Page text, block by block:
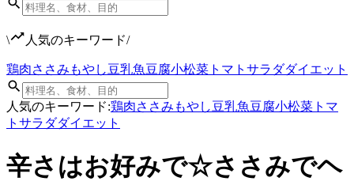
\ 人気のキーワード/
鶏肉ささみ もやし豆乳魚豆腐小松菜 トマト サラダダイエット
人気のキーワード:鶏肉ささみ もやし豆乳魚豆腐小松菜 トマ
ト サラダダイエット
辛さはお好みで☆ささみでヘ